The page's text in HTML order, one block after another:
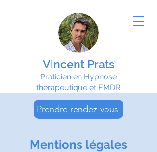
Vincent Prats
Praticien en Hypnose
thérapeutique et EMDR
Prendre rendez-vous
Mentions légales